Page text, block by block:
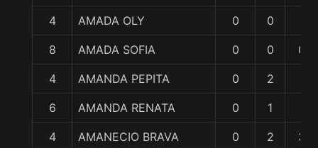
4 AMADA OLY 0 0
8 AMADA SOFIA 0 0 0
4 AMANDA PEPITA 0 2
6 AMANDA RENATA 0 1
4 AMANECIO BRAVA 0 2 3